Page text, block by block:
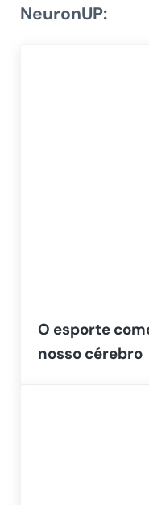
NeuronUP:
O esporte
nosso cérebro